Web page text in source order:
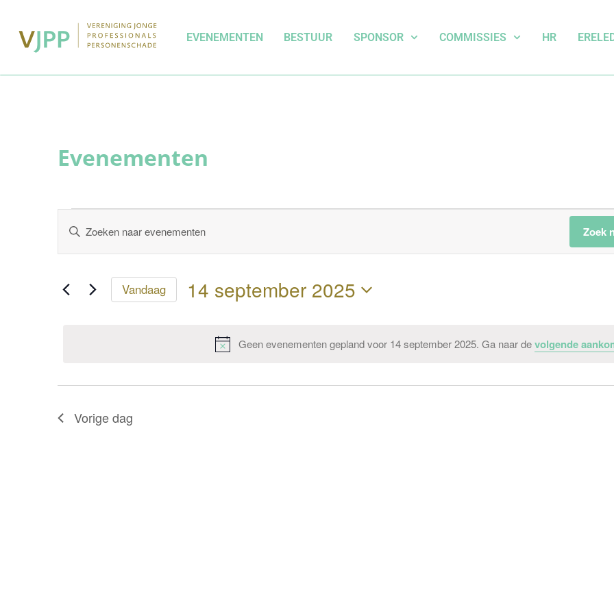
EVENEMENTEN BESTUUR SPONSOR COMMISSIES HR
Bericht
Geen evenementen gepland voor 14 september 2025. Ga naar devolgende
Evenementen
Zoeken
weergeven
navigatie
Vul
een
in.
Evenementen
met
Zoek
Vandaag 14 september 2025
Vorige dag